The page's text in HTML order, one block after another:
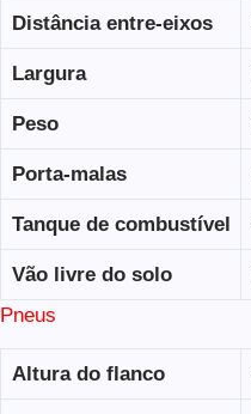
Distância entre-eixos
Largura
Peso
Porta-malas
Tanque de combustível
Vão livre do solo
Pneus
Altura do flanco